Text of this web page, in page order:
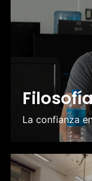
Filosofía
La confianza